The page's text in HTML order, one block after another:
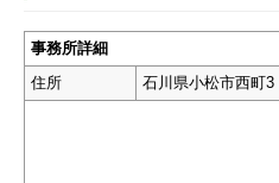
事務所詳細
住所
石川県小松市西町3